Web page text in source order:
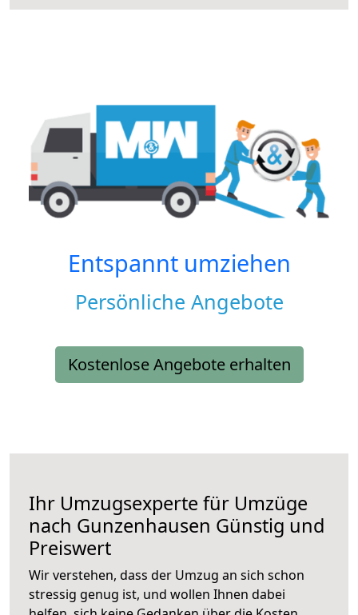
Entspannt umziehen
Persönliche Angebote
Kostenlose Angebote erhalten
Ihr Umzugsexperte für Umzüge
nach Gunzenhausen Günstig und
Preiswert
Wir verstehen, dass der Umzug an sich schon
stressig genug ist, und wollen Ihnen dabei